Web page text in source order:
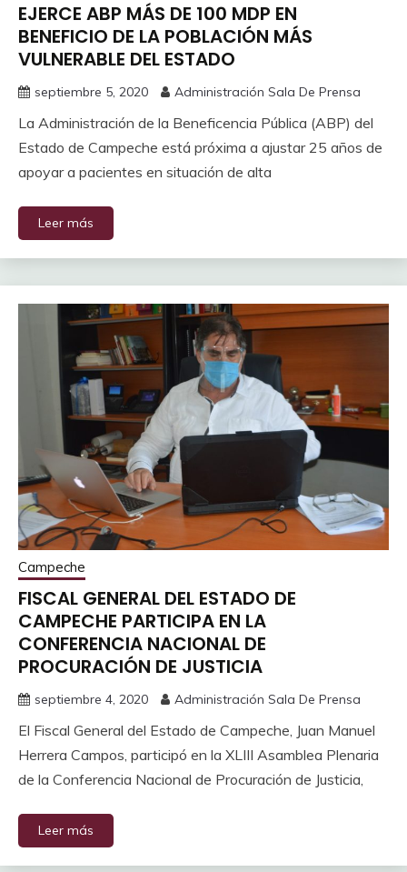
EJERCE ABP MÁS DE 100 MDP EN
BENEFICIO DE LA POBLACIÓN MÁS
VULNERABLE DEL ESTADO
septiembre 5, 2020 Administración Sala De Prensa
La Administración de la Beneficencia Pública (ABP) del
Estado de Campeche está próxima a ajustar 25 años de
apoyar a pacientes en situación de alta
Leer más
Campeche
FISCAL GENERAL DEL ESTADO DE
CAMPECHE PARTICIPA EN LA
CONFERENCIA NACIONAL DE
PROCURACIÓN DE JUSTICIA
septiembre 4, 2020 Administración Sala De Prensa
El Fiscal General del Estado de Campeche, Juan Manuel
Herrera Campos, participó en la XLIII Asamblea Plenaria
de la Conferencia Nacional de Procuración de Justicia,
Leer más